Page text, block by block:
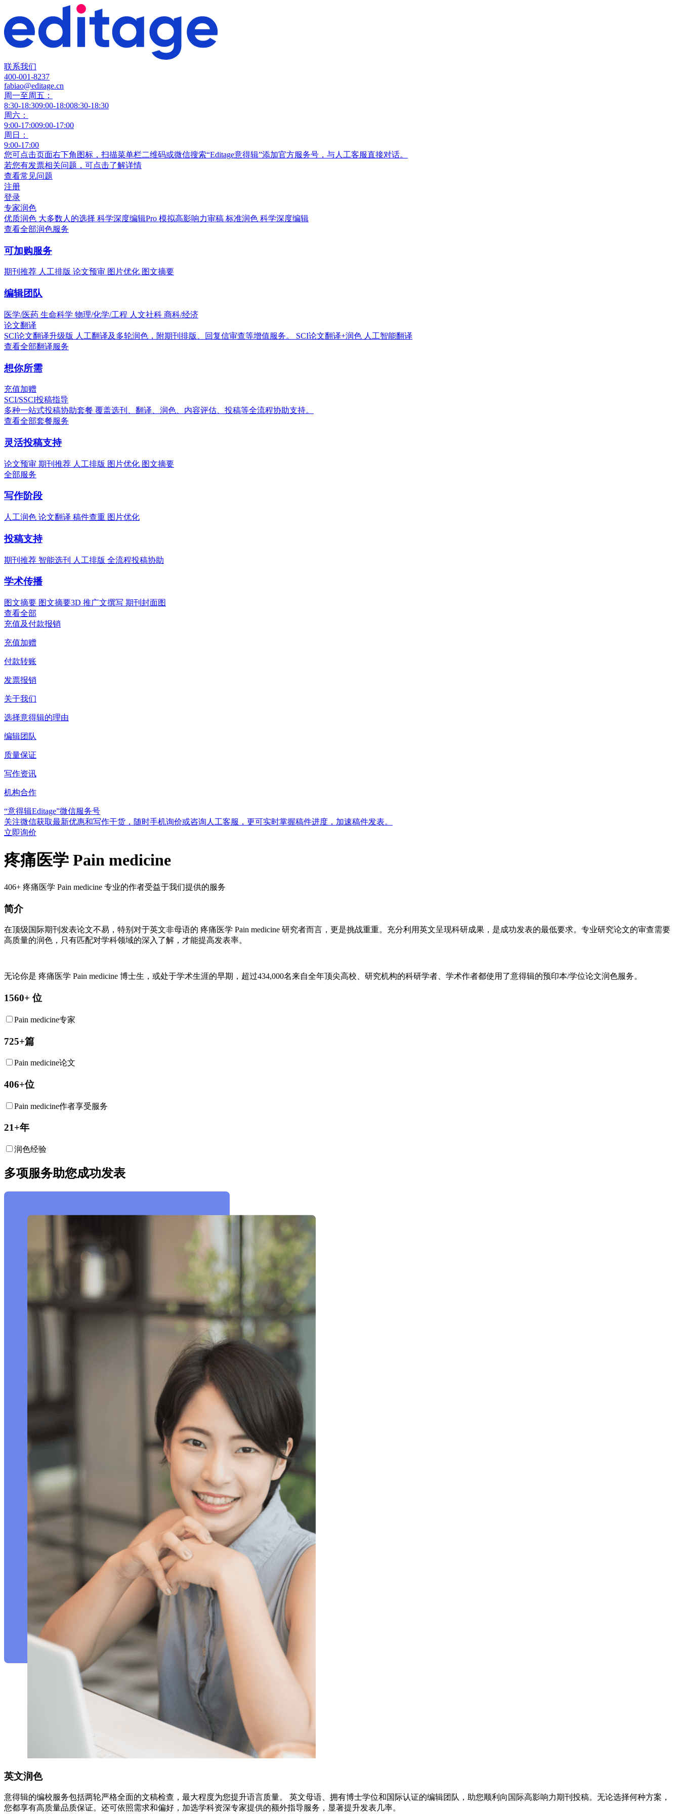
联系我们
400-001-8237
fabiao@editage.cn
周一至周五：
8:30-18:309:00-18:008:30-18:30
周六：
9:00-17:009:00-17:00
周日：
9:00-17:00
您可点击页面右下角图标，扫描菜单栏二维码或微信搜索“Editage意得辑”添加官方服务号，与人工客服直接对话。
若您有发票相关问题，可点击了解详情
查看常见问题
注册
登录
专家润色
优质润色 大多数人的选择 科学深度编辑Pro 模拟高影响力审稿 标准润色 科学深度编辑
查看全部润色服务
可加购服务
期刊推荐 人工排版 论文预审 图片优化 图文摘要
编辑团队
医学/医药 生命科学 物理/化学/工程 人文社科 商科/经济
论文翻译
SCI论文翻译升级版 人工翻译及多轮润色，附期刊排版、回复信审查等增值服务。 SCI论文翻译+润色 人工智能翻译
查看全部翻译服务
想你所需
充值加赠
SCI/SSCI投稿指导
多种一站式投稿协助套餐 覆盖选刊、翻译、润色、内容评估、投稿等全流程协助支持。
查看全部套餐服务
灵活投稿支持
论文预审 期刊推荐 人工排版 图片优化 图文摘要
全部服务
写作阶段
人工润色 论文翻译 稿件查重 图片优化
投稿支持
期刊推荐 智能选刊 人工排版 全流程投稿协助
学术传播
图文摘要 图文摘要3D 推广文撰写 期刊封面图
查看全部
充值及付款报销
充值加赠
付款转账
发票报销
关于我们
选择意得辑的理由
编辑团队
质量保证
写作资讯
机构合作
“意得辑Editage”微信服务号
关注微信获取最新优惠和写作干货，随时手机询价或咨询人工客服，更可实时掌握稿件进度，加速稿件发表。
立即询价
疼痛医学 Pain medicine
406+ 疼痛医学 Pain medicine 专业的作者受益于我们提供的服务
简介
在顶级国际期刊发表论文不易，特别对于英文非母语的 疼痛医学 Pain medicine 研究者而言，更是挑战重重。充分利用英文呈现科研成果，是成功发表的最低要求。专业研究论文的审查需要
高质量的润色，只有匹配对学科领域的深入了解，才能提高发表率。
无论你是 疼痛医学 Pain medicine 博士生，或处于学术生涯的早期，超过434,000名来自全年顶尖高校、研究机构的科研学者、学术作者都使用了意得辑的预印本/学位论文润色服务。
1560+ 位
Pain medicine专家
725+篇
Pain medicine论文
406+位
Pain medicine作者享受服务
21+年
润色经验
多项服务助您成功发表
英文润色
意得辑的编校服务包括两轮严格全面的文稿检查，最大程度为您提升语言质量。 英文母语、拥有博士学位和国际认证的编辑团队，助您顺利向国际高影响力期刊投稿。无论选择何种方案，
您都享有高质量品质保证。还可依照需求和偏好，加选学科资深专家提供的额外指导服务，显著提升发表几率。